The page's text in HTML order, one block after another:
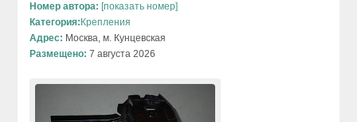
Номер автора: [показать номер]
Категория: Крепления
Адрес: Москва, м. Кунцевская
Размещено: 7 августа 2026